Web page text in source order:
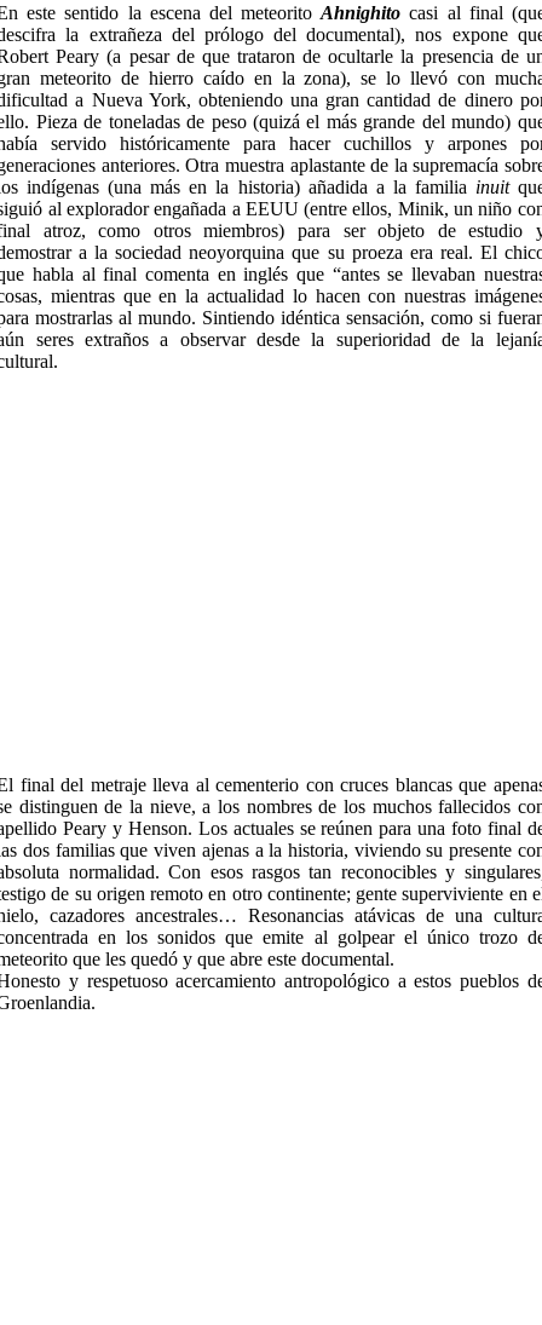
este sentido la escena del meteoritoAhnighito casi al final
la extrañeza del prólogo del documental), nos expone
Peary (a pesar de que trataron de ocultarle la presencia de
meteorito de hierro caído en la zona), se lo llevó con
a Nueva York, obteniendo una gran cantidad de dinero
Pieza de toneladas de peso (quizá el más grande del mundo)
servido históricamente para hacer cuchillos y arpones
anteriores. Otra muestra aplastante de la supremacía
indígenas (una más en la historia) añadida a la familia inuit
al explorador engañada a EEUU (entre ellos, Minik, un niño
atroz, como otros miembros) para ser objeto de estudio
a la sociedad neoyorquina que su proeza era real. El
habla al final comenta en inglés que “antes se llevaban
mientras que en la actualidad lo hacen con nuestras
mostrarlas al mundo. Sintiendo idéntica sensación, como si
seres extraños a observar desde la superioridad de la
final del metraje lleva al cementerio con cruces blancas que
distinguen de la nieve, a los nombres de los muchos fallecidos
Peary y Henson. Los actuales se reúnen para una foto final
dos familias que viven ajenas a la historia, viviendo su presente
normalidad. Con esos rasgos tan reconocibles y
de su origen remoto en otro continente; gente superviviente en
cazadores ancestrales… Resonancias atávicas de una
en los sonidos que emite al golpear el único trozo
que les quedó y que abre este documental.
y respetuoso acercamiento antropológico a estos pueblos